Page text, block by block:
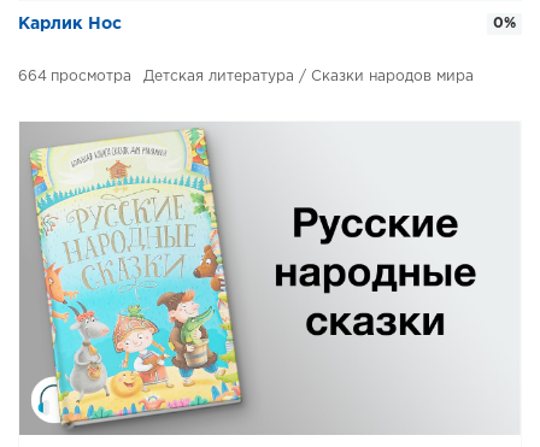
​​Карлик Нос
664 Детская литература / Сказки народов мира
0%